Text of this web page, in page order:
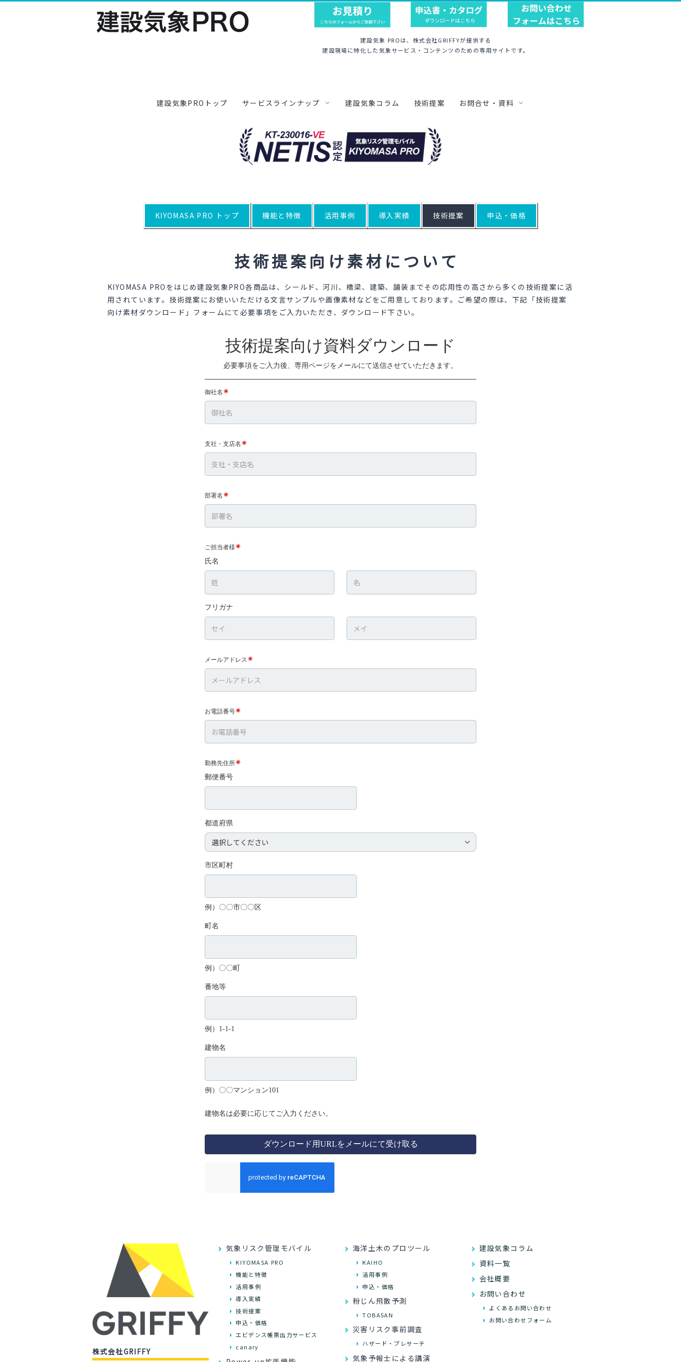
建設気象 PROは、株式会社GRIFFYが提供する
建設現場に特化した気象サービス・コンテンツのための専用サイトです。
建設気象PROトップ サービスラインナップ
熱中症対策・暑さによる工期設定、工程
モニター専用画面とポップアップで危険を通知
履行・災害記録証明に
エビデンス帳票出力サービス
活用事例
海洋土木向け専用気象ツール
KAIHO
活用事例
粉じんの飛散方向と量を予測
TOBASAN
災害リスク事前調査
建設気象コラム 技術提案 お問合せ・資料
お問い合わせ
よくあるお問い合わせ
お問い合わせフォーム
KIYOMASA PRO トップ 機能と特徴 活用事例 導入実績 技術提案 申込・価格
技術提案向け素材について
KIYOMASA PRO をはじめ建設気象PRO各商品は、シールド、河川、橋梁、建築、舗装までその応用性の高さから多くの技術提案に活
用されています。技術提案にお使いいただける文言サンプルや画像素材などをご用意しております。ご希望の際は、下記「技術提案
向け素材ダウンロード」フォームにて必要事項をご入力いただき、ダウンロード下さい。
株式会社GRIFFY
気象リスク管理モバイル
KIYOMASA PRO
機能と特徴
活用事例
導入実績
技術提案
申込・価格
エビデンス帳票出力サービス
canary
海洋土木のプロツール
KAIHO
活用事例
申込・価格
粉じん飛散予測
TOBASAN
災害リスク事前調査
ハザード・プレサーチ
気象予報士による講演
建設気象コラム
資料一覧
会社概要
お問い合わせ
よくあるお問い合わせ
お問い合わせフォーム